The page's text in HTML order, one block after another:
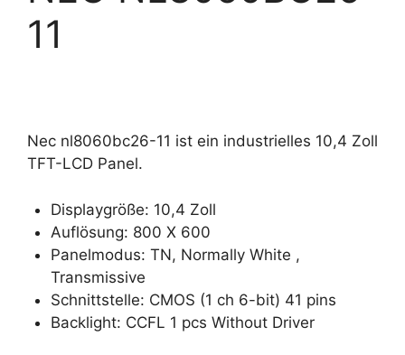
11
Nec nl8060bc26-11 ist ein industrielles 10,4 Zoll
TFT-LCD Panel.
Displaygröße: 10,4 Zoll
Auflösung: 800 X 600
Panelmodus: TN, Normally White ,
Transmissive
Schnittstelle: CMOS (1 ch 6-bit) 41 pins
Backlight: CCFL 1 pcs Without Driver